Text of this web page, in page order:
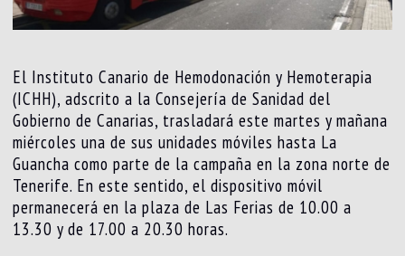
El Instituto Canario de Hemodonación y Hemoterapia
(ICHH), adscrito a la Consejería de Sanidad del
Gobierno de Canarias, trasladará este martes y mañana
miércoles una de sus unidades móviles hasta La
Guancha como parte de la campaña en la zona norte de
Tenerife. En este sentido, el dispositivo móvil
permanecerá en la plaza de Las Ferias de 10.00 a
13.30 y de 17.00 a 20.30 horas.